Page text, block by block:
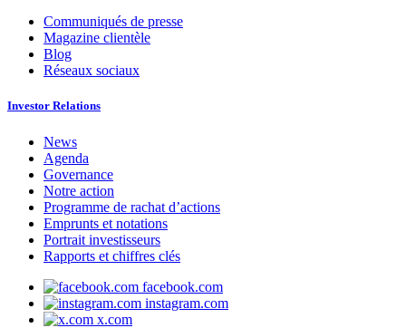
Communiqués de presse
Magazine clientèle
Blog
Réseaux sociaux
Investor Relations
News
Agenda
Governance
Notre action
Programme de rachat d’actions
Emprunts et notations
Portrait investisseurs
Rapports et chiffres clés
facebook.com
instagram.com
x.com